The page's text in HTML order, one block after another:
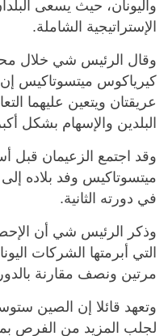
واليونان، حيث يسعى
الإستراتيجية الشاملة.
وقال الرئيس شي خلال
كيرياكوس ميتسوتاكيس إن
عريقتان ويتعين عليهما
البلدين والإسهام بشكل
وقد اجتمع الزعيمان قبل
ميتسوتاكيس وفد بلاده
في دورته الثانية.
وذكر الرئيس شي أن
التي أبرمتها الشركات
مرتين ونصف مقارنة
وتعهد قائلا إن الصين
لجلب المزيد من الفرص